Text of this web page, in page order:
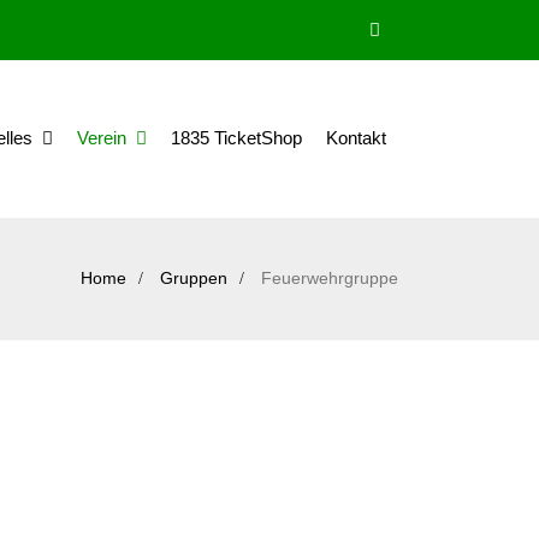
Verein 1835 TicketShop Kontakt
Home Gruppen Feuerwehrgruppe